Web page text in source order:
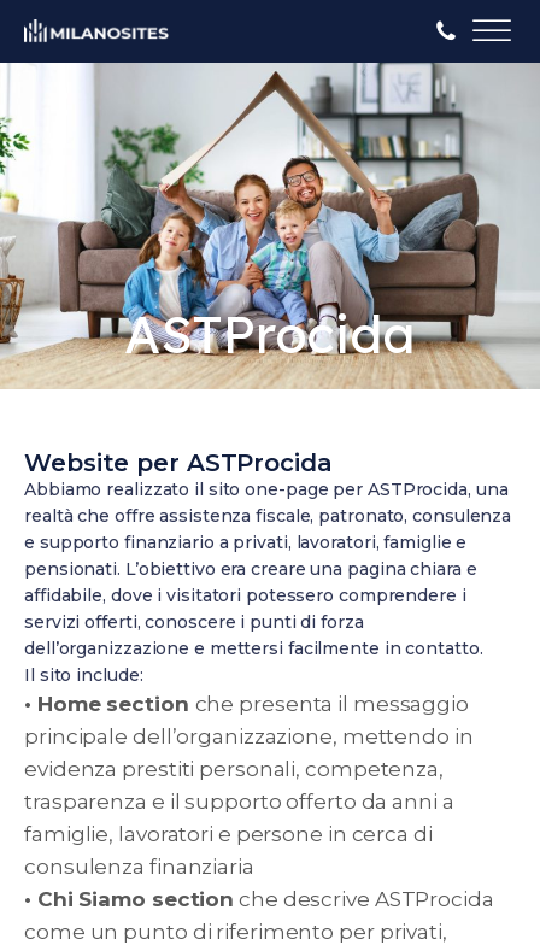
ASTProcida
Website per ASTProcida
Abbiamo realizzato il sito one-page per ASTProcida, una
realtà che offre assistenza fiscale, patronato, consulenza
e supporto finanziario a privati, lavoratori, famiglie e
pensionati. L’obiettivo era creare una pagina chiara e
affidabile, dove i visitatori potessero comprendere i
servizi offerti, conoscere i punti di forza
dell’organizzazione e mettersi facilmente in contatto.
Il sito include:
• Home section che presenta il messaggio
principale dell’organizzazione, mettendo in
evidenza prestiti personali, competenza,
trasparenza e il supporto offerto da anni a
famiglie, lavoratori e persone in cerca di
consulenza finanziaria
• Chi Siamo section che descrive ASTProcida
come un punto di riferimento per privati,